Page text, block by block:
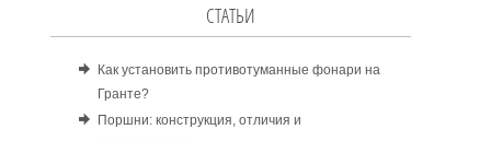
СТАТЬИ
Как установить противотуманные фонари на
Гранте?
Поршни: конструкция, отличия и